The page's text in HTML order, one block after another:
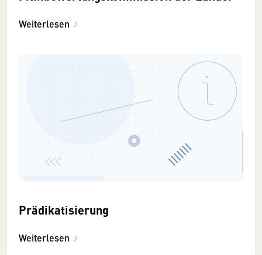
Weiterlesen
Prädikatisierung
Weiterlesen